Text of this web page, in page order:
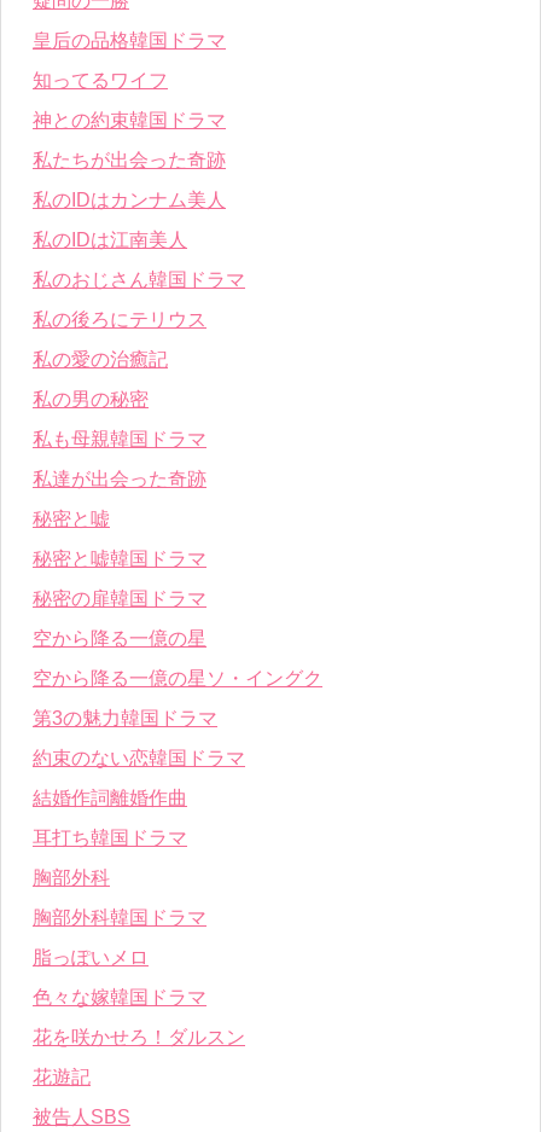
皇后の品格韓国ドラマ
知ってるワイフ
神との約束韓国ドラマ
私たちが出会った奇跡
私のIDはカンナム美人
私のIDは江南美人
私のおじさん韓国ドラマ
私の後ろにテリウス
私の愛の治癒記
私の男の秘密
私も母親韓国ドラマ
私達が出会った奇跡
秘密と嘘
秘密と嘘韓国ドラマ
秘密の扉韓国ドラマ
空から降る一億の星
空から降る一億の星ソ・イングク
第3の魅力韓国ドラマ
約束のない恋韓国ドラマ
結婚作詞離婚作曲
耳打ち韓国ドラマ
胸部外科
胸部外科韓国ドラマ
脂っぽいメロ
色々な嫁韓国ドラマ
花を咲かせろ！ダルスン
花遊記
被告人SBS